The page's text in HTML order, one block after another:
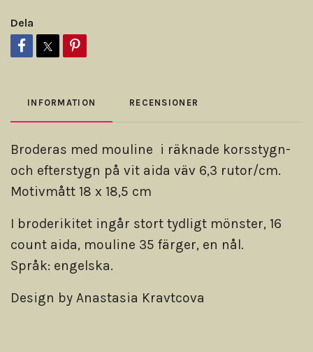
Dela
INFORMATION RECENSIONER
Broderas med mouline i räknade korsstygn-
och efterstygn på vit aida väv 6,3 rutor/cm.
Motivmått 18 x 18,5 cm
I broderikitet ingår stort tydligt mönster, 16
count aida, mouline 35 färger, en nål.
Språk: engelska.
Design by Anastasia Kravtcova